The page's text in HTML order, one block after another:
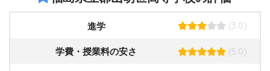
進学 (3.0)
学費・授業料の安さ (5.0)